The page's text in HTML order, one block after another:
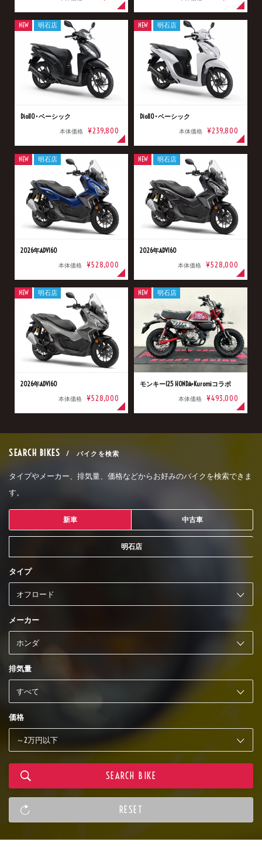
Dio110･ベーシック
本体価格 ¥239,800
NEW 明石店
Dio110･ベーシック
本体価格 ¥239,800
NEW 明石店
2026年ADV160
本体価格 ¥528,000
NEW 明石店
2026年ADV160
本体価格 ¥528,000
NEW 明石店
2026年ADV160
本体価格 ¥528,000
NEW 明石店
モンキー125 HONDA×Kuromiコラボ
本体価格 ¥493,000
NEW 明石店
SEARCH BIKES / バイクを検索
タイプやメーカー、排気量、価格などからお好みのバイクを検索できま
す。
新車 中古車
明石店
タイプ
メーカー
排気量
価格